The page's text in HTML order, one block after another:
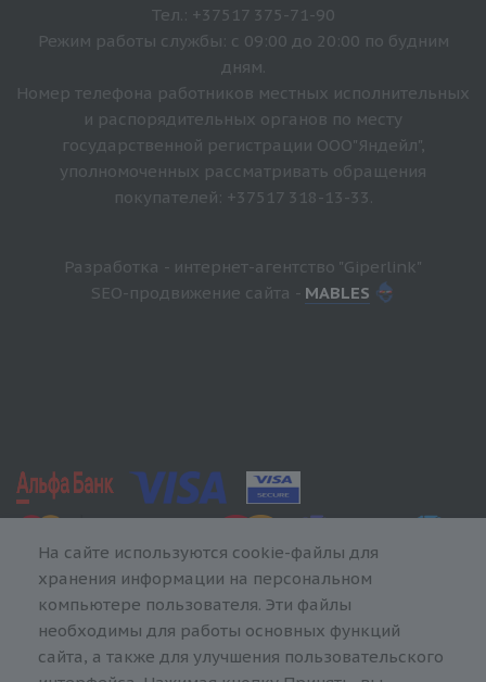
Тел.: +37517 375-71-90
Режим работы службы: с 09:00 до 20:00 по будним
дням.
Номер телефона работников местных исполнительных
и распорядительных органов по месту
государственной регистрации ООО"Яндейл",
уполномоченных рассматривать обращения
покупателей: +37517 318-13-33.
Разработка - интернет-агентство "Giperlink"
SEO-продвижение сайта - MABLES
На сайте используются cookie-файлы для
хранения информации на персональном
компьютере пользователя. Эти файлы
необходимы для работы основных функций
сайта, а также для улучшения пользовательского